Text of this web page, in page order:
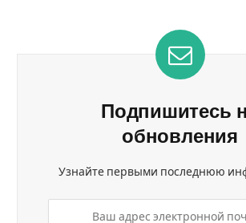
Подпишитесь
обновления
Узнайте первыми последнюю